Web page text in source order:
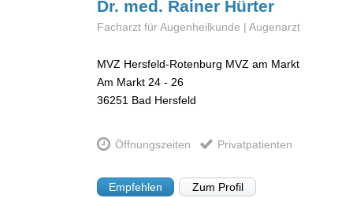
Dr. med. Rainer Hürter
Facharzt für Augenheilkunde | Augenarzt
MVZ Hersfeld-Rotenburg MVZ am Markt
Am Markt 24 - 26
36251 Bad Hersfeld
Öffnungszeiten Privatpatienten
Empfehlen Zum Profil